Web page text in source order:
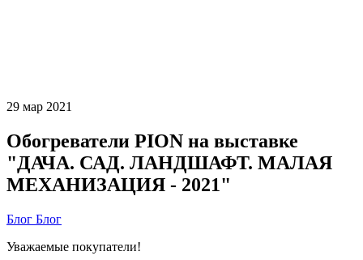
29 мар 2021
Обогреватели PION на выставке
"ДАЧА. САД. ЛАНДШАФТ. МАЛАЯ
МЕХАНИЗАЦИЯ - 2021"
Блог Блог
Уважаемые покупатели!